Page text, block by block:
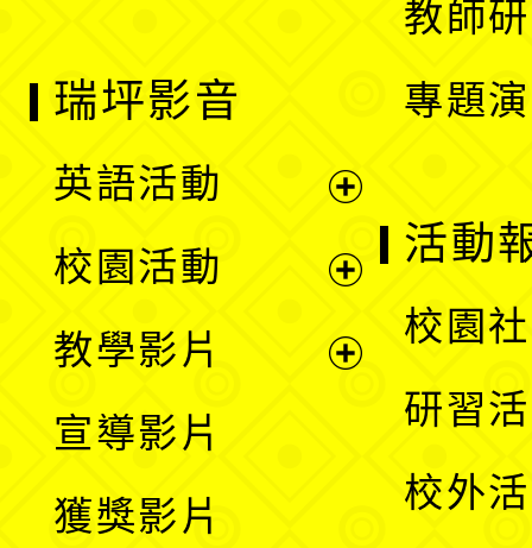
教師
專題
瑞坪影音
英語活動
選
校園活動
教學影片
宣導影片
獲獎影片
活動
校園
研習
校外